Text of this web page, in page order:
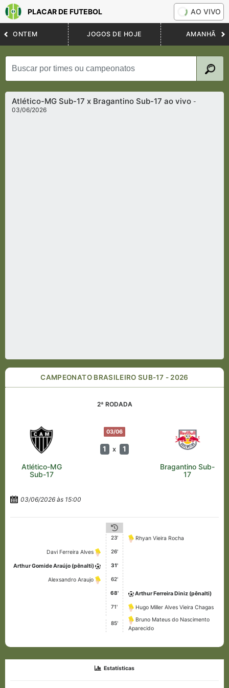
PLACAR DE FUTEBOL AO VIVO
ONTEM JOGOS DE HOJE AMANHÃ
Atlético-MG Sub-17 x Bragantino Sub-17 ao vivo-
03/06/2026
CAMPEONATO BRASILEIRO SUB-17 - 2026
2ª RODADA
03/06
1 x 1
Atlético-MG
Sub-17
Bragantino Sub-
17
03/06/2026 às 15:00
23' Rhyan Vieira Rocha
Davi Ferreira Alves 26'
Arthur Gomide Araújo (pênalti) 31'
Alexsandro Araujo 62'
68' Arthur Ferreira Diniz (pênalti)
71' Hugo Miller Alves Vieira Chagas
85'
Bruno Mateus do Nascimento
Aparecido
Estatísticas